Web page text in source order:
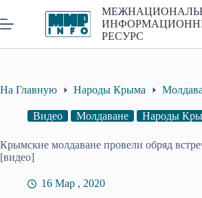
к
сути
РЕСУРС
На Главную Народы Крыма
Видео Молдаване Народы
Крымские молдаване провели обряд
[видео]
16 Мар , 2020